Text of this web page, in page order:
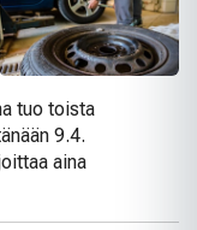
tuo toista
9.4.
aina